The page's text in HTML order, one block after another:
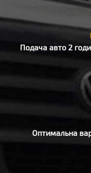
Подача авто 2
Оптимальна